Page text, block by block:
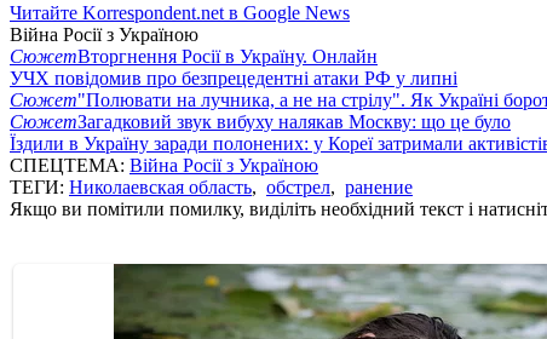
Читайте Korrespondent.net в Google News
Війна Росії з Україною
СюжетВторгнення Росії в Україну. Онлайн
УЧХ повідомив про безпрецедентні атаки РФ у липні
Сюжет"Полювати на лучника, а не на стрілу". Як Україні
СюжетЗагадковий звук вибуху налякав Москву: що це було
Їздили в Україну заради полонених: у Кореї затримали
СПЕЦТЕМА: Війна Росії з Україною
ТЕГИ: Николаевская область, обстрел, ранение
Якщо ви помітили помилку, виділіть необхідний текст і